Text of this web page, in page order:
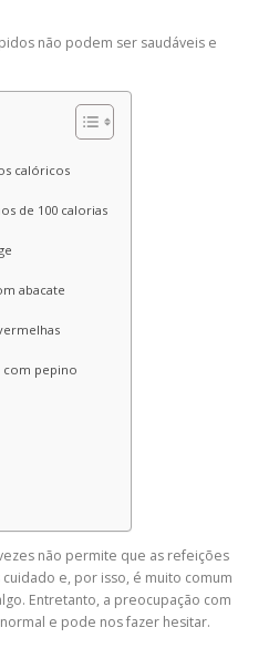
não podem ser saudáveis e
calóricos
de 100 calorias
abacate
com pepino
não permite que as refeições
e, por isso, é muito comum
Entretanto, a preocupação com
e pode nos fazer hesitar.